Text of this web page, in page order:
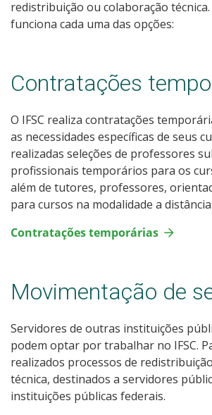
redistribuição ou colaboração técnica.
funciona cada uma das opções:
Contratações
O IFSC realiza contratações
as necessidades específicas de seus
realizadas seleções de professores
profissionais temporários para os
além de tutores, professores,
para cursos na modalidade a distância.
Contratações temporárias
Movimentação de
Servidores de outras instituições
podem optar por trabalhar no IFSC.
realizados processos de
técnica, destinados a servidores
instituições públicas federais.